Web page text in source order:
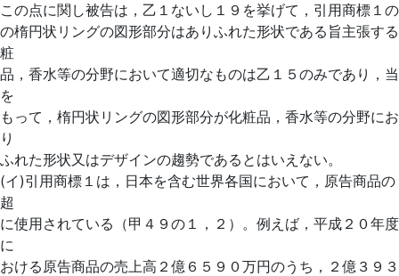
この点に関し被告は，乙１ないし１９を挙げて，引用商標１
の楕円状リングの図形部分はありふれた形状である旨主張す
粧
品，香水等の分野において適切なものは乙１５のみであり，
を
もって，楕円状リングの図形部分が化粧品，香水等の分野に
り
ふれた形状又はデザインの趨勢であるとはいえない。
(イ)引用商標１は，日本を含む世界各国において，原告商品
超
に使用されている（甲４９の１，２）。例えば，平成２０年
に
おける原告商品の売上高２億６５９０万円のうち，２億３９